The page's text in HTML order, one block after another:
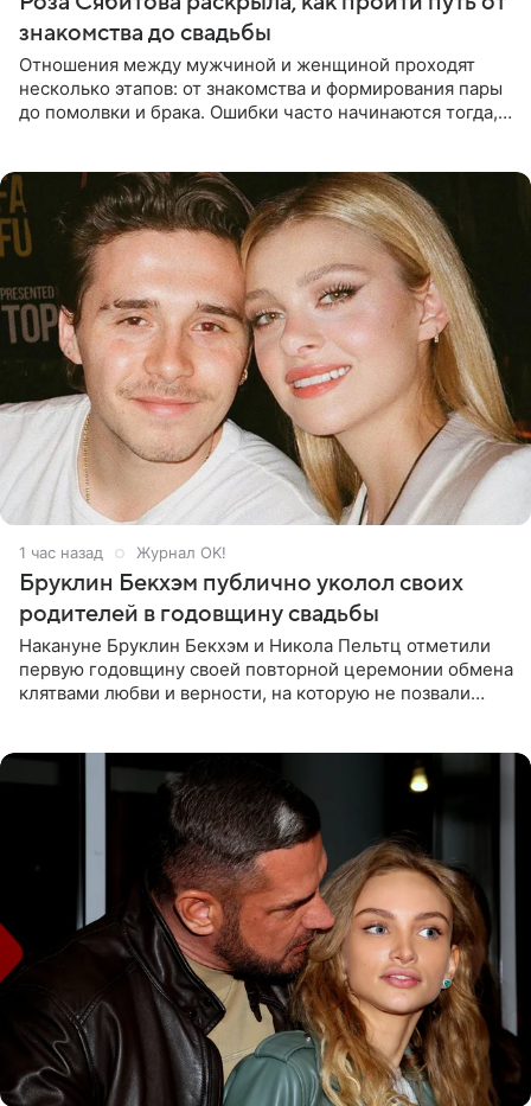
знакомства до свадьбы
Отношения между мужчиной и женщиной проходят
несколько этапов: от знакомства и формирования пары
до помолвки и брака. Ошибки часто начинаются тогда,
1 час назад Журнал OK!
Бруклин Бекхэм публично уколол своих
родителей в годовщину свадьбы
Накануне Бруклин Бекхэм и Никола Пельтц отметили
первую годовщину своей повторной церемонии обмена
клятвами любви и верности, на которую не позвали